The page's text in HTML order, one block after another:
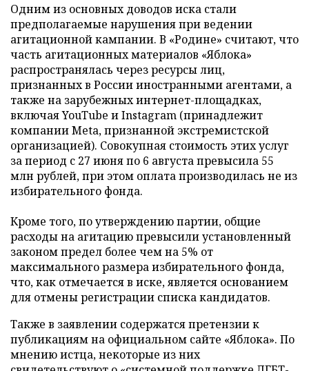
Одним из основных доводов иска стали
предполагаемые нарушения при ведении
агитационной кампании. В «Родине» считают, что
часть агитационных материалов «Яблока»
распространялась через ресурсы лиц,
признанных в России иностранными агентами, а
также на зарубежных интернет-площадках,
включая YouTube и Instagram (принадлежит
компании Meta, признанной экстремистской
организацией). Совокупная стоимость этих услуг
за период с 27 июня по 6 августа превысила 55
млн рублей, при этом оплата производилась не из
избирательного фонда.
Кроме того, по утверждению партии, общие
расходы на агитацию превысили установленный
законом предел более чем на 5% от
максимального размера избирательного фонда,
что, как отмечается в иске, является основанием
для отмены регистрации списка кандидатов.
Также в заявлении содержатся претензии к
публикациям на официальном сайте «Яблока». По
мнению истца, некоторые из них